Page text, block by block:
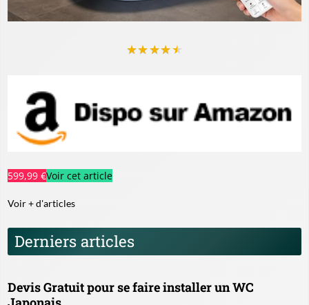
★★★★★
599,99 €Voir cet article
Voir + d'articles
Derniers articles
Devis Gratuit pour se faire installer un WC